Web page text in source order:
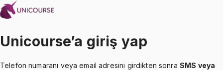
Unicourse’a giriş yap
Telefon numaranı veya email adresini girdikten sonra SMS veya